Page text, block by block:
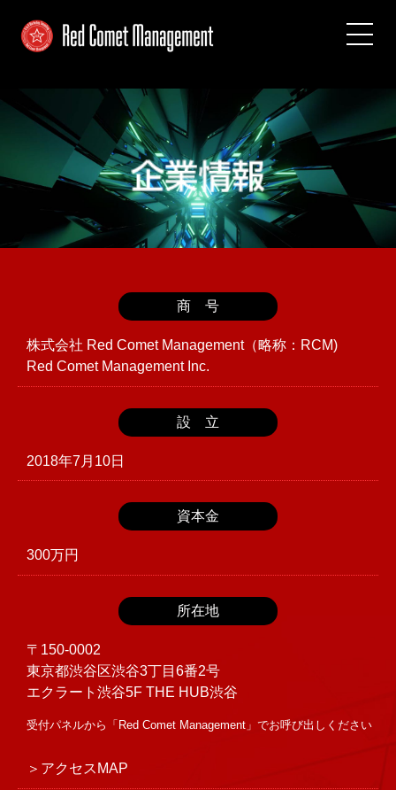
商 号
株式会社 Red Comet Management（略称：RCM)
Red Comet Management Inc.
設 立
2018年7月10日
資本金
300万円
所在地
〒150-0002
東京都渋谷区渋谷3丁目6番2号
エクラート渋谷5F THE HUB渋谷
受付パネルから「Red Comet Management」でお呼び出しください
＞ アクセスMAP